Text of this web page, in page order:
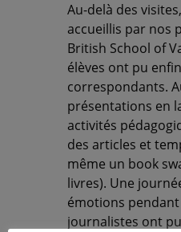
Au-delà des
accueillis par nos
British School of
élèves ont pu
correspondants.
présentations en
activités
des articles et
même un book
livres). Une
émotions
journalistes ont